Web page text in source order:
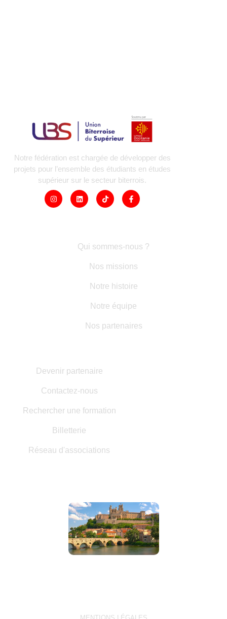
Notre fédération est chargée de développer des
projets pour l’ensemble des étudiants en études
supérieur sur le secteur biterrois.
Qui sommes-nous ?
Nos missions
Notre histoire
Notre équipe
Nos partenaires
Devenir partenaire
Contactez-nous
Rechercher une formation
Billetterie
Réseau d'associations